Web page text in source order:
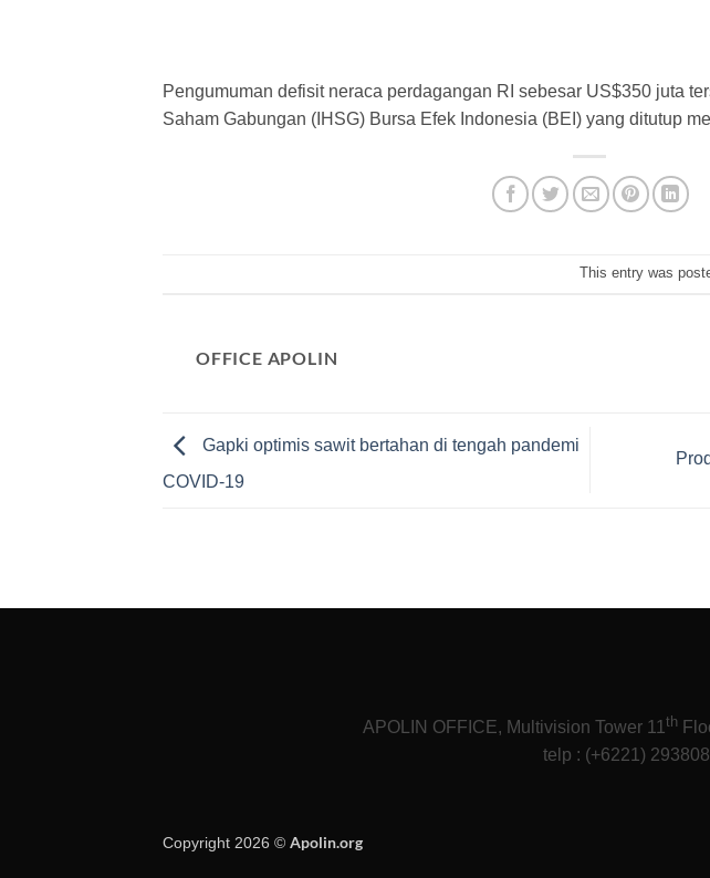
Pengumuman defisit neraca perdagangan RI sebesar US$350 juta
Saham Gabungan (IHSG) Bursa Efek Indonesia (BEI) yang ditutup
This entry was
OFFICE APOLIN
Gapki optimis sawit bertahan di tengah pandemi
COVID-19
APOLIN OFFICE, Multivision Tower 11 th
telp : (+6221)
Copyright 2026 © Apolin.org